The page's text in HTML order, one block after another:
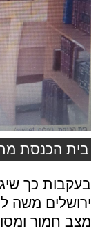
בית הכנסת
בעקבות כך
ירושלים משה
מצב חמור